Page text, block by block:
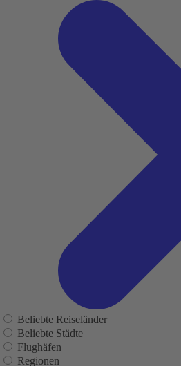
Beliebte Reiseländer
Beliebte Städte
Flughäfen
Regionen